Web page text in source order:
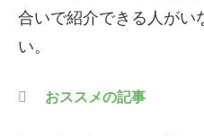
合いで紹介できる人がい
い。
おススメの記事